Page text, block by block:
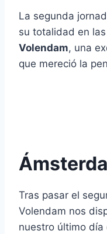
La segunda
su totalidad en
Volendam, una
que mereció la
Tras pasar el
Volendam nos
nuestro último